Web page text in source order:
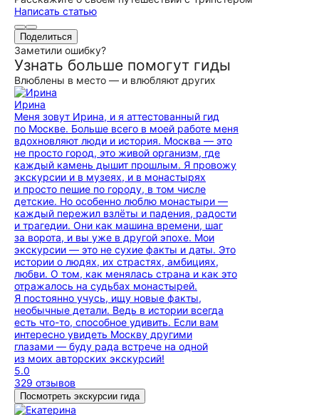
Написать статью
Поделиться
Заметили ошибку?
Узнать больше помогут гиды
Влюблены в место — и влюбляют других
Ирина
Меня зовут Ирина, и я аттестованный гид
по Москве. Больше всего в моей работе меня
вдохновляют люди и история. Москва — это
не просто город, это живой организм, где
каждый камень дышит прошлым. Я провожу
экскурсии и в музеях, и в монастырях
и просто пешие по городу, в том числе
детские. Но особенно люблю монастыри —
каждый пережил взлёты и падения, радости
и трагедии. Они как машина времени, шаг
за ворота, и вы уже в другой эпохе. Мои
экскурсии — это не сухие факты и даты. Это
истории о людях, их страстях, амбициях,
любви. О том, как менялась страна и как это
отражалось на судьбах монастырей.
Я постоянно учусь, ищу новые факты,
необычные детали. Ведь в истории всегда
есть что-то, способное удивить. Если вам
интересно увидеть Москву другими
глазами — буду рада встрече на одной
из моих авторских экскурсий!
5.0
329 отзывов
Посмотреть экскурсии гида